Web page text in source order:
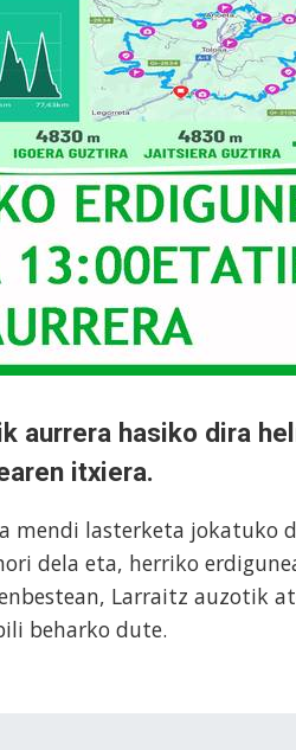
aurrera hasiko dira
itxiera.
mendi lasterketa jokatuko
dela eta, herriko
Larraitz auzotik
beharko dute.